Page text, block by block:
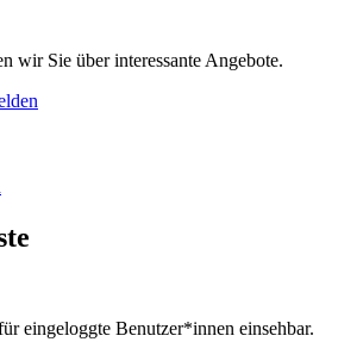
wir Sie über interessante Angebote.
eingeloggte Benutzer*innen einsehbar.